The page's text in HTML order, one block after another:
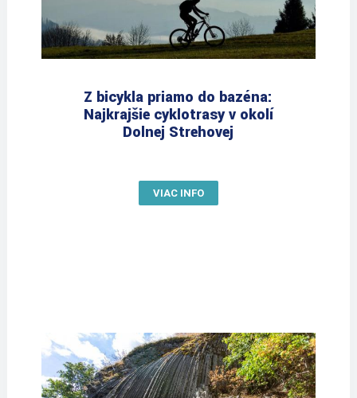
Z bicykla priamo do bazéna:
Najkrajšie cyklotrasy v okolí
Dolnej Strehovej
VIAC INFO